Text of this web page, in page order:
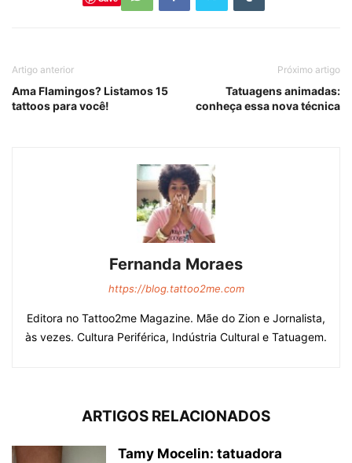
Artigo anterior
Ama Flamingos? Listamos 15
tattoos para você!
Próximo artigo
Tatuagens animadas:
conheça essa nova técnica
Fernanda Moraes
https://blog.tattoo2me.com
Editora no Tattoo2me Magazine. Mãe do Zion e Jornalista,
às vezes. Cultura Periférica, Indústria Cultural e Tatuagem.
ARTIGOS RELACIONADOS
Tamy Mocelin: tatuadora